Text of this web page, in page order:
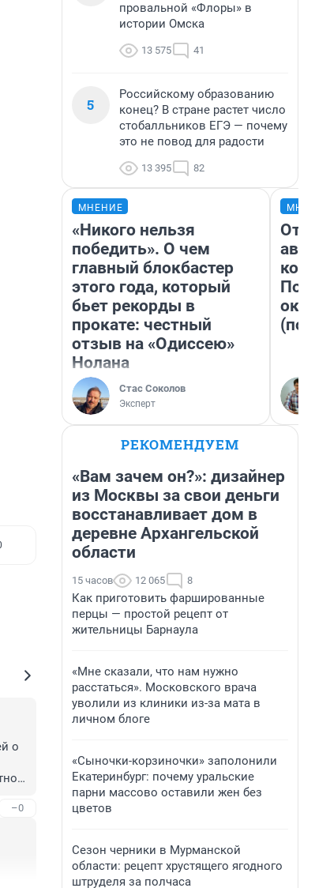
о
–0
провальной «Флоры» в
истории Омска
13 575 41
5
Российскому образованию
конец? В стране растет число
стобалльников ЕГЭ — почему
это не повод для радости
13 395 82
МНЕНИЕ
«Никого нельзя
победить». О чем
главный блокбастер
этого года, который
бьет рекорды в
прокате: честный
отзыв на «Одиссею»
Нолана
Стас Соколов
Эксперт
От
РЕКОМЕНДУЕМ
«Вам зачем он?»: дизайнер
из Москвы за свои деньги
восстанавливает дом в
деревне Архангельской
области
15 часов 12 065 8
Как приготовить фаршированные
перцы — простой рецепт от
жительницы Барнаула
«Мне сказали, что нам нужно
расстаться». Московского врача
уволили из клиники из-за мата в
личном блоге
«Сыночки-корзиночки» заполонили
Екатеринбург: почему уральские
парни массово оставили жен без
цветов
Сезон черники в Мурманской
области: рецепт хрустящего ягодного
штруделя за полчаса